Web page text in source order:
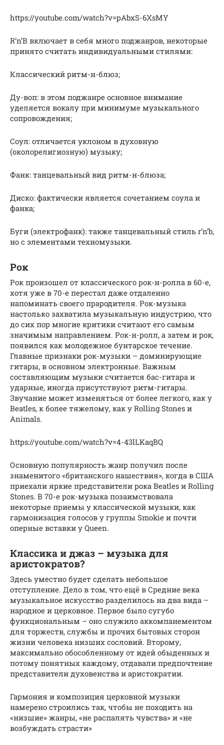
https://youtube.com/watch?v=pAbxS-6XsMY
R’n’B включает в себя много поджанров, некоторые
принято считать индивидуальными стилями:
Классический ритм-н-блюз;
Ду-воп: в этом поджанре основное внимание
уделяется вокалу при минимуме музыкального
сопровождения;
Соул: отличается уклоном в духовную
(околорелигиозную) музыку;
Фанк: танцевальный вид ритм-н-блюза;
Диско: фактически является сочетанием соула и
фанка;
Буги (электрофанк): также танцевальный стиль r’n’b,
но с элементами техномузыки.
Рок
Рок произошел от классического рок-н-ролла в 60-е,
хотя уже в 70-е перестал даже отдаленно
напоминать своего прародителя. Рок-музыка
настолько захватила музыкальную индустрию, что
до сих пор многие критики считают его самым
значимым направлением. Рок-н-ролл, а затем и рок,
появился как молодежное бунтарское течение.
Главные признаки рок-музыки – доминирующие
гитары, в основном электронные. Важным
составляющим музыки считается бас-гитара и
ударные, иногда присутствуют ритм-гитары.
Звучание может изменяться от более легкого, как у
Beatles, к более тяжелому, как у Rolling Stones и
Animals.
https://youtube.com/watch?v=4-43lLKaqBQ
Основную популярность жанр получил после
знаменитого «британского нашествия», когда в США
приехали яркие представители рока Beatles и Rolling
Stones. В 70-е рок-музыка позаимствовала
некоторые приемы у классической музыки, как
гармонизация голосов у группы Smokie и почти
оперные вставки у Queen.
Классика и джаз – музыка для
аристократов?
Здесь уместно будет сделать небольшое
отступление. Дело в том, что ещё в Средние века
музыкальное искусство разделилось на два вида –
народное и церковное. Первое было сугубо
функциональным – оно служило аккомпанементом
для торжеств, службы и прочих бытовых сторон
жизни человека низших сословий. Второму,
максимально обособленному от идей обыденных и
потому понятных каждому, отдавали предпочтение
представители духовенства и аристократии.
Гармония и композиция церковной музыки
намерено строились так, чтобы не походить на
«низшие» жанры, «не распалять чувства» и «не
возбуждать страсти»